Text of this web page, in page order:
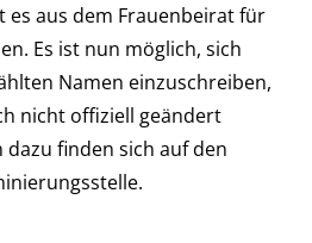
es aus dem Frauenbeirat für
Es ist nun möglich, sich
Namen einzuschreiben,
nicht offiziell geändert
finden sich auf den
.